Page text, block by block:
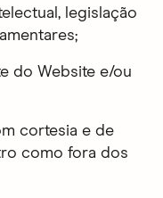
legislação
do Website e/ou
cortesia e de
como fora dos